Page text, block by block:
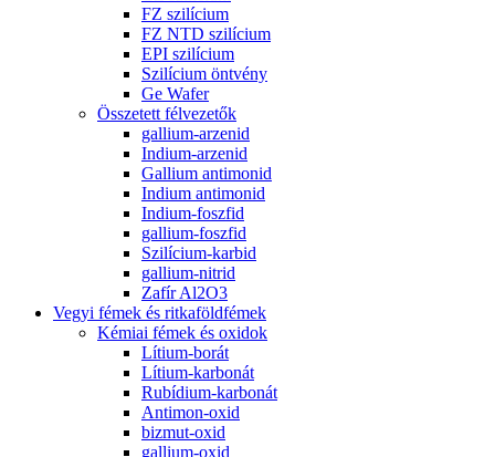
FZ szilícium
FZ NTD szilícium
EPI szilícium
Szilícium öntvény
Ge Wafer
Összetett félvezetők
gallium-arzenid
Indium-arzenid
Gallium antimonid
Indium antimonid
Indium-foszfid
gallium-foszfid
Szilícium-karbid
gallium-nitrid
Zafír Al2O3
Vegyi fémek és ritkaföldfémek
Kémiai fémek és oxidok
Lítium-borát
Lítium-karbonát
Rubídium-karbonát
Antimon-oxid
bizmut-oxid
gallium-oxid